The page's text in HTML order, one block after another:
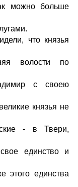
можно больше
что князья
волости по
с своею
князья не
- в Твери,
единство и
этого единства